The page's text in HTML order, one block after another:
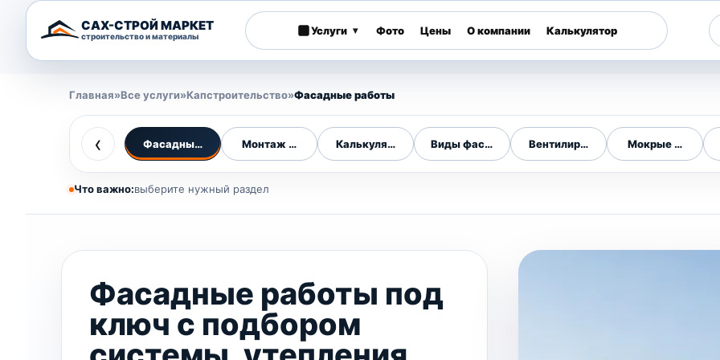
САХ-СТРОЙ МАРКЕТ
строительство и материалы Услуги ▾ Фото Цены О компании Калькулятор
Главная»Все услуги»Капстроительство»Фасадные работы
‹ Фасадные работыМонтаж фасадовКалькулятор фасадаВиды фасадов Вентилируемые фасадыМокрые фасады
Что важно:выберите нужный раздел
Фасадные работы под
ключ с подбором